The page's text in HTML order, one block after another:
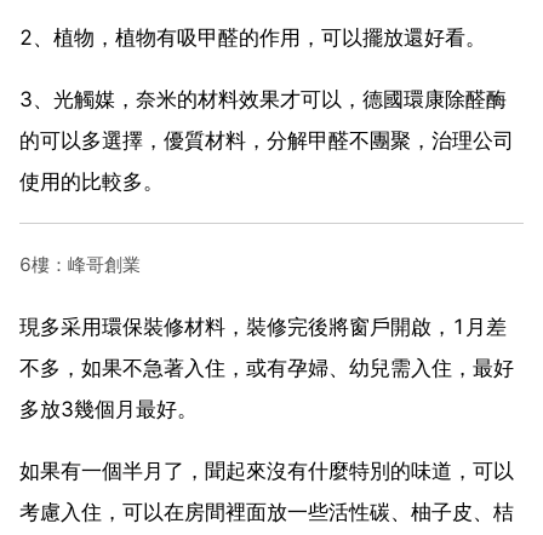
2、植物，植物有吸甲醛的作用，可以擺放還好看。
3、光觸媒，奈米的材料效果才可以，德國環康除醛酶
的可以多選擇，優質材料，分解甲醛不團聚，治理公司
使用的比較多。
6樓：峰哥創業
現多采用環保裝修材料，裝修完後將窗戶開啟，1月差
不多，如果不急著入住，或有孕婦、幼兒需入住，最好
多放3幾個月最好。
如果有一個半月了，聞起來沒有什麼特別的味道，可以
考慮入住，可以在房間裡面放一些活性碳、柚子皮、桔